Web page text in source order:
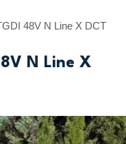
48V N Line X DCT
N Line X